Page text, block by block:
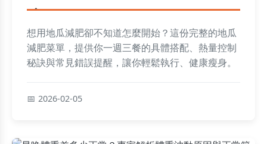
瘦
想用地瓜減肥卻不知道怎麼開始？這份完整的地瓜
減肥菜單，提供你一週三餐的具體搭配、熱量控制
秘訣與常見錯誤提醒，讓你輕鬆執行、健康瘦身。
2026-02-05